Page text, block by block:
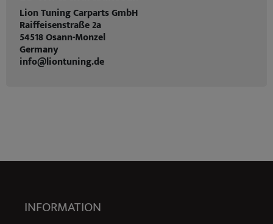
Lion Tuning Carparts GmbH
Raiffeisenstraße 2a
54518 Osann-Monzel
Germany
info@liontuning.de
INFORMATION